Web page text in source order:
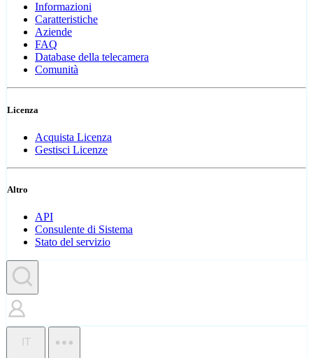
Informazioni
Caratteristiche
Aziende
FAQ
Database della telecamera
Comunità
Licenza
Acquista Licenza
Gestisci Licenze
Altro
API
Consulente di Sistema
Stato del servizio
IT